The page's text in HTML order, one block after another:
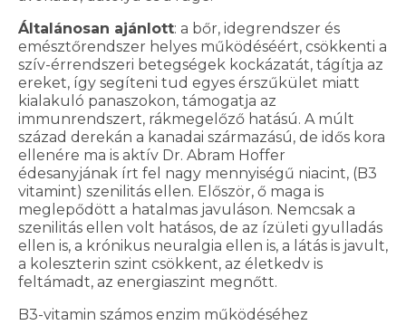
Általánosan ajánlott: a bőr, idegrendszer és
emésztőrendszer helyes működéséért, csökkenti a
szív-érrendszeri betegségek kockázatát, tágítja az
ereket, így segíteni tud egyes érszűkület miatt
kialakuló panaszokon, támogatja az
immunrendszert, rákmegelőző hatású. A múlt
század derekán a kanadai származású, de idős kora
ellenére ma is aktív Dr. Abram Hoffer
édesanyjának írt fel nagy mennyiségű niacint, (B3
vitamint) szenilitás ellen. Először, ő maga is
meglepődött a hatalmas javuláson. Nemcsak a
szenilitás ellen volt hatásos, de az ízületi gyulladás
ellen is, a krónikus neuralgia ellen is, a látás is javult,
a koleszterin szint csökkent, az életkedv is
feltámadt, az energiaszint megnőtt.
B3-vitamin számos enzim működéséhez